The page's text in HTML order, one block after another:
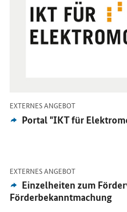
EXTERNES ANGEBOT-
Externes
Angebot:
Portal "IKT für
EXTERNES ANGEBOT-
Externes
Angebot:
Einzelheiten zum
Förderbekanntmachung
Öffnet Einzelsicht